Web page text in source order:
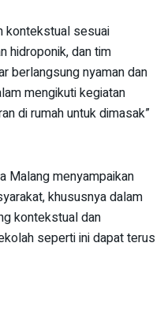
kontekstual sesuai
hidroponik, dan tim
berlangsung nyaman dan
mengikuti kegiatan
di rumah untuk dimasak”
Malang menyampaikan
khususnya dalam
kontekstual dan
seperti ini dapat terus